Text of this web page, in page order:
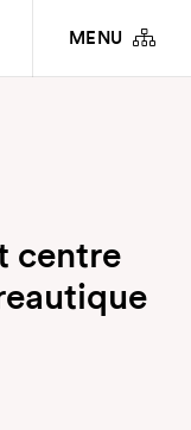
MENU
centre